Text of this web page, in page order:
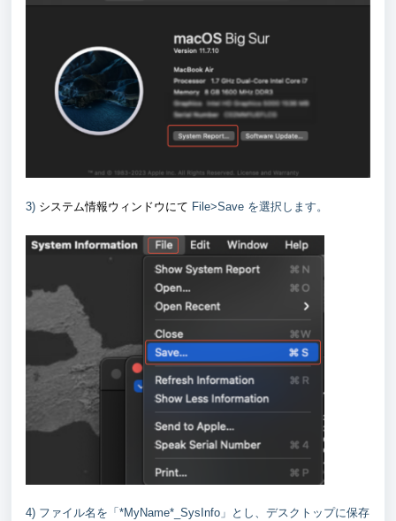
3) システム情報ウィンドウにて File>Save を選択します。
4) ファイル名を「*MyName*_SysInfo」とし、デスクトップに保存